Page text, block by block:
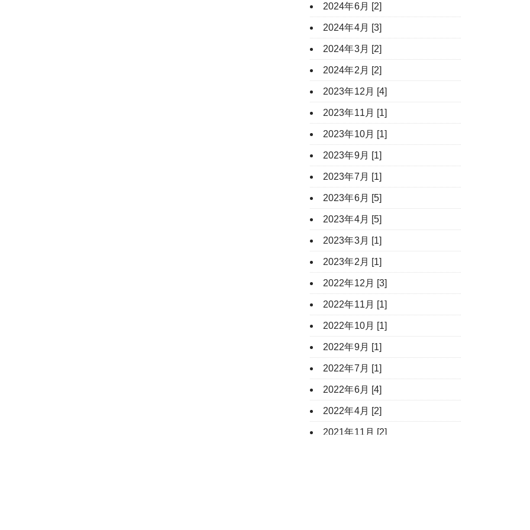
2024年6月 [2]
2024年4月 [3]
2024年3月 [2]
2024年2月 [2]
2023年12月 [4]
2023年11月 [1]
2023年10月 [1]
2023年9月 [1]
2023年7月 [1]
2023年6月 [5]
2023年4月 [5]
2023年3月 [1]
2023年2月 [1]
2022年12月 [3]
2022年11月 [1]
2022年10月 [1]
2022年9月 [1]
2022年7月 [1]
2022年6月 [4]
2022年4月 [2]
2021年11月 [2]